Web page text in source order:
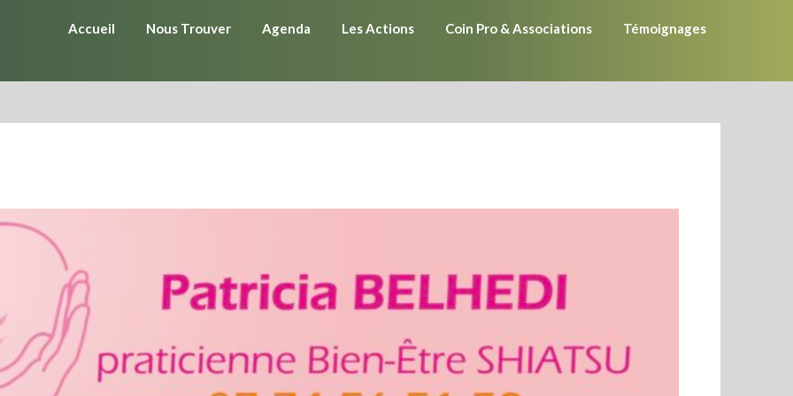
Accueil Nous Trouver Agenda Les Actions Coin Pro & Associations Témoignages